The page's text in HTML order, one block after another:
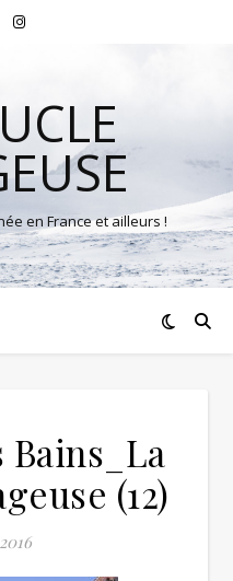
en France et ailleurs !
Bains_La
(12)